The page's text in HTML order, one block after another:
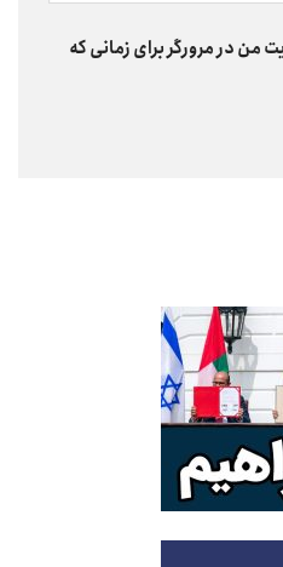
من در مرورگر برای زمانی که